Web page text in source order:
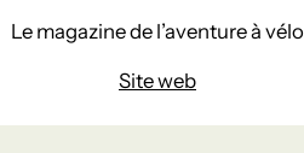
Le magazine de l’aventure à vélo
Site web